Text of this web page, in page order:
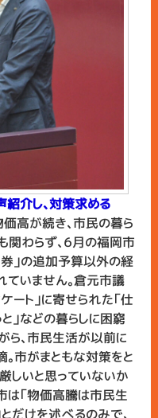
介し、対策求める
高が続き、市民の暮ら
関わらず、６月の福岡市
」の追加予算以外の経
いません。倉元市議
ート」に寄せられた「仕
」などの暮らしに困窮
ら、市民生活が以前に
。市がまともな対策をと
しいと思っていないか
は「物価高騰は市民生
だけを述べるのみで、